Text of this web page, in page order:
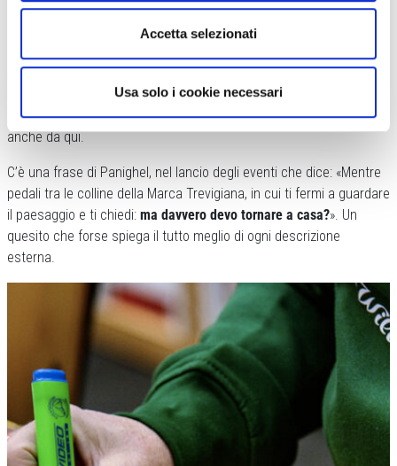
Accetta selezionati
Usa solo i cookie necessari
consolidare l’identità ciclistica del territorio, creare flussi turistici
distribuiti durante l’anno, rafforzare il brand “Marca Trevigiana” in
più adatto, visto che proprio in queste terre si disputeranno i
Mondiali di Ciclocross 2029, sempre a firma di Pedali di Marca.
Una “presenza ciclistica” sul territorio dunque che parte e passa
anche da qui.
C’è una frase di Panighel, nel lancio degli eventi che dice: «Mentre
pedali tra le colline della Marca Trevigiana, in cui ti fermi a guardare
il paesaggio e ti chiedi: ma davvero devo tornare a casa?». Un
quesito che forse spiega il tutto meglio di ogni descrizione
esterna.